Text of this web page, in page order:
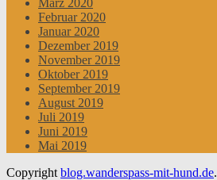
März 2020
Februar 2020
Januar 2020
Dezember 2019
November 2019
Oktober 2019
September 2019
August 2019
Juli 2019
Juni 2019
Mai 2019
Copyright blog.wanderspass-mit-hund.de